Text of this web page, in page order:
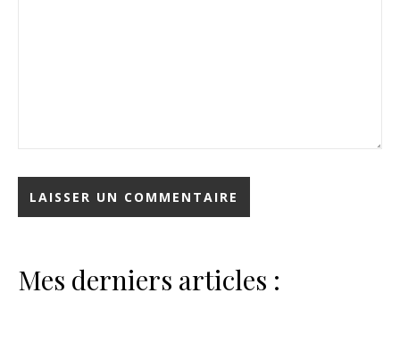
Mes derniers articles :